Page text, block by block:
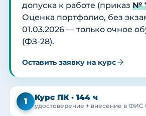
допуска к работе (приказ №
Оценка портфолио, без
01.03.2026 — только очное
(ФЗ-28).
Оставить заявку на курс
1 Курс ПК · 144 ч
удостоверение + внесение в